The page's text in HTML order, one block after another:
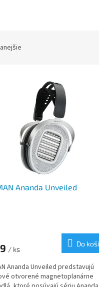
Ananda Unveiled
/ ks
Do
Ananda Unveiled predstavujú
otvorené magnetoplanárne